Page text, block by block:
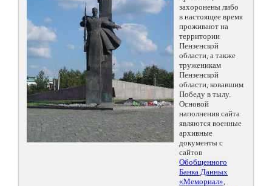
захоронены либо
в настоящее время
проживают на
территории
Пензенской
области, а также
труженикам
Пензенской
области, ковавшим
Победу в тылу.
Основой
наполнения сайта
являются военные
архивные
документы с
сайтов
Обобщенного
Банка Данных
«Мемориал»,